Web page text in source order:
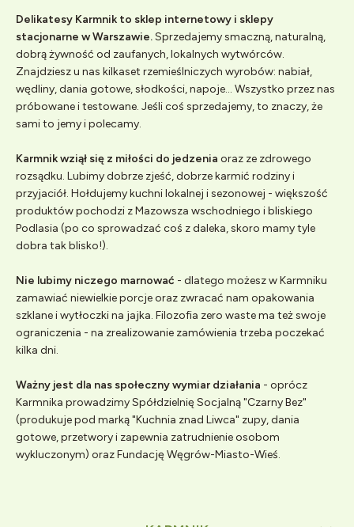
Delikatesy Karmnik to sklep internetowy i sklepy
stacjonarne w Warszawie.Sprzedajemy smaczną, naturalną,
dobrą żywność od zaufanych, lokalnych wytwórców.
Znajdziesz u nas kilkaset rzemieślniczych wyrobów: nabiał,
wędliny, dania gotowe, słodkości, napoje... Wszystko przez nas
próbowane i testowane. Jeśli coś sprzedajemy, to znaczy, że
sami to jemy i polecamy.
Karmnik wziął się z miłości do jedzenia oraz ze zdrowego
rozsądku. Lubimy dobrze zjeść, dobrze karmić rodziny i
przyjaciół. Hołdujemy kuchni lokalnej i sezonowej - większość
produktów pochodzi z Mazowsza wschodniego i bliskiego
Podlasia (po co sprowadzać coś z daleka, skoro mamy tyle
dobra tak blisko!).
Nie lubimy niczego marnować - dlatego możesz w Karmniku
zamawiać niewielkie porcje oraz zwracać nam opakowania
szklane i wytłoczki na jajka. Filozofia zero waste ma też swoje
ograniczenia - na zrealizowanie zamówienia trzeba poczekać
kilka dni.
Ważny jest dla nas społeczny wymiar działania - oprócz
Karmnika prowadzimy Spółdzielnię Socjalną "Czarny Bez"
(produkuje pod marką "Kuchnia znad Liwca" zupy, dania
gotowe, przetwory i zapewnia zatrudnienie osobom
wykluczonym) oraz Fundację Węgrów-Miasto-Wieś.